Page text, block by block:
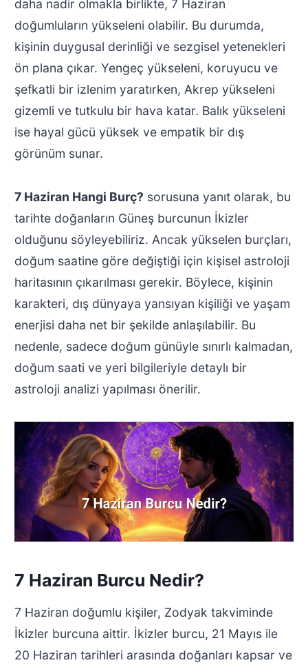
daha nadir olmakla birlikte, 7 Haziran
doğumluların yükseleni olabilir. Bu durumda,
kişinin duygusal derinliği ve sezgisel yetenekleri
ön plana çıkar. Yengeç yükseleni, koruyucu ve
şefkatli bir izlenim yaratırken, Akrep yükseleni
gizemli ve tutkulu bir hava katar. Balık yükseleni
ise hayal gücü yüksek ve empatik bir dış
görünüm sunar.
7 Haziran Hangi Burç? sorusuna yanıt olarak, bu
tarihte doğanların Güneş burcunun İkizler
olduğunu söyleyebiliriz. Ancak yükselen burçları,
doğum saatine göre değiştiği için kişisel astroloji
haritasının çıkarılması gerekir. Böylece, kişinin
karakteri, dış dünyaya yansıyan kişiliği ve yaşam
enerjisi daha net bir şekilde anlaşılabilir. Bu
nedenle, sadece doğum günüyle sınırlı kalmadan,
doğum saati ve yeri bilgileriyle detaylı bir
astroloji analizi yapılması önerilir.
7 Haziran Burcu Nedir?
7 Haziran doğumlu kişiler, Zodyak takviminde
İkizler burcuna aittir. İkizler burcu, 21 Mayıs ile
20 Haziran tarihleri arasında doğanları kapsar ve